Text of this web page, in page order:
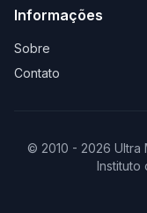
Informações
Sobre
Contato
© 2010 - 2026 Ultra
Instituto